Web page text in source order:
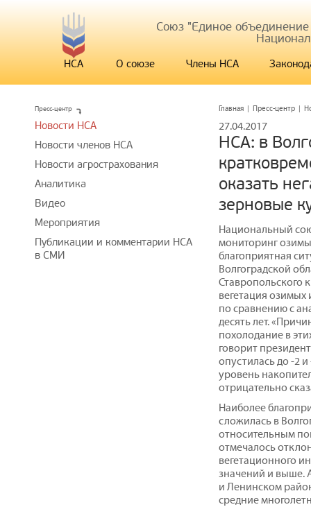
Союз "Единое
НСА О союзе Члены НСА
Главная | Пресс-центр |
27.04.2017
НСА: в
оказать
зерновые
Национальный
мониторинг
благоприятная
Волгоградской
Ставропольского
вегетация
по сравнению с
десять лет.
похолодание в
говорит
опустилась до -2
уровень
отрицательно
Наиболее
сложилась в
относительным
отмечалось
вегетационного
значений и выше.
и Ленинском
средние
Пресс-центр
Новости НСА
Новости членов НСА
Новости агрострахования
Аналитика
Видео
Мероприятия
Публикации и комментарии НСА
в СМИ